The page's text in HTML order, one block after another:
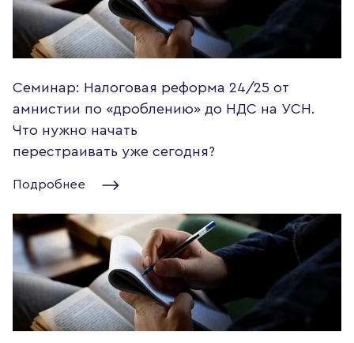
Семинар: Налоговая реформа 24/25 от
амнистии по «дроблению» до НДС на УСН.
Что нужно начать
перестраивать уже сегодня?
Подробнее